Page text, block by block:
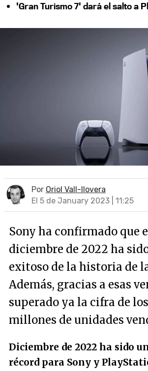
'Gran Turismo 7' dará el salto a
Por Oriol Vall-llovera
El 5 de January 2023 | 11:25
Sony ha confirmado que
diciembre de 2022 ha
exitoso de la historia de
Además, gracias a esas
superado ya la cifra de
millones de unidades
Diciembre de 2022 ha sido
récord para Sony y